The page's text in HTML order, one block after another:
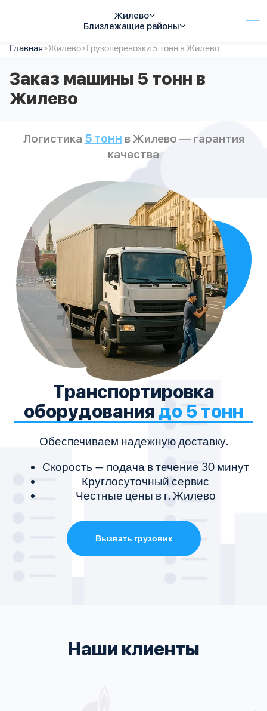
Жилево
Близлежащие районы
Услуги
Автопарк
Тарифы
Акции
Контакты
Главная>Жилево>Грузоперевозки 5 тонн в Жилево
Заказ машины 5 тонн в
Жилево
Логистика 5 тонн в Жилево — гарантия
качества
Транспортировка
оборудования до 5 тонн
Обеспечиваем надежную доставку.
Скорость — подача в течение 30 минут
Круглосуточный сервис
Честные цены в г. Жилево
Вызвать грузовик
Наши клиенты